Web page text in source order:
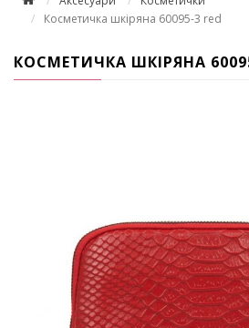
Косметичка шкіряна 60095-3 red
КОСМЕТИЧКА ШКІРЯНА